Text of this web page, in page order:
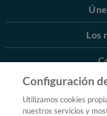
Los
Configuración
Utilizamos cookies
nuestros servicios y